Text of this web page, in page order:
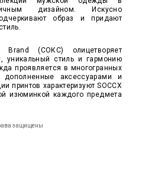
дизайном. Искусно
образ и придают
(СОКС) олицетворяет
уникальный стиль и гармонию
проявляется в многогранных
дополненные аксессуарами и
принтов характеризуют SOCCX
изюминкой каждого предмета
защищены